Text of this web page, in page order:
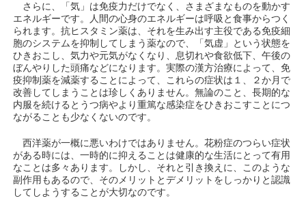
さらに、「気」は免疫力だけでなく、さまざまなものを動かす
エネルギーです。人間の心身のエネルギーは呼吸と食事からつく
られます。抗ヒスタミン薬は、それを生み出す主役である免疫細
胞のシステムを抑制してしまう薬なので、「気虚」という状態を
ひきおこし、気力や元気がなくなり、息切れや食欲低下、午後の
ぼんやりした頭痛などになります。実際の漢方治療によって、免
疫抑制薬を減薬することによって、これらの症状は１、２か月で
改善してしまうことは珍しくありません。無論のこと、長期的な
内服を続けるとうつ病やより重篤な感染症をひきおこすことにつ
ながることも少なくないのです。
西洋薬が一概に悪いわけではありません。花粉症のつらい症状
がある時には、一時的に抑えることは健康的な生活にとって有用
なことは多々あります。しかし、それと引き換えに、このような
副作用もあるので、そのメリットとデメリットをしっかりと認識
してしようすることが大切なのです。